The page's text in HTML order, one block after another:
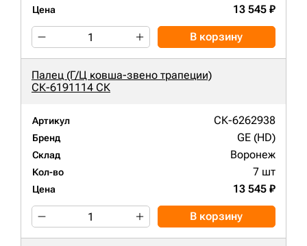
Цена 13 545 ₽
В корзину
Палец (Г/Ц ковша-звено трапеции)
СК-6191114 СК
Артикул СК-6262938
Бренд GE (HD)
Склад Воронеж
Кол-во 7 шт
Цена 13 545 ₽
В корзину